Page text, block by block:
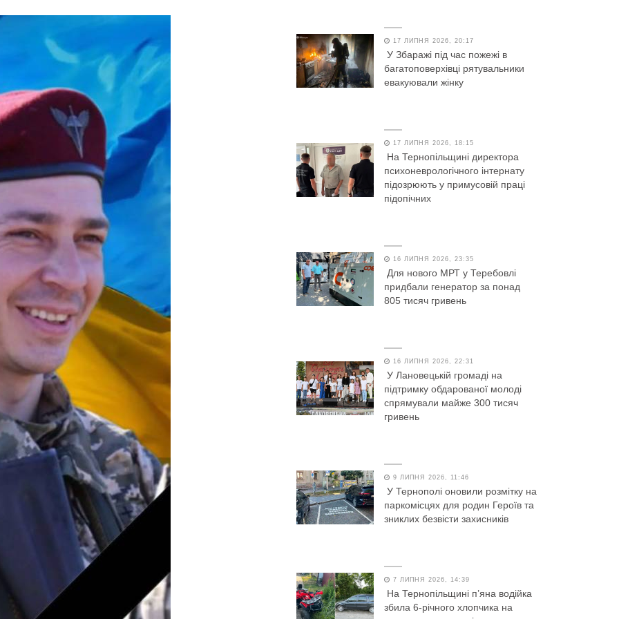
17 ЛИПНЯ 2026, 20:17
У Збаражі під час пожежі в
багатоповерхівці рятувальники
евакуювали жінку
17 ЛИПНЯ 2026, 18:15
На Тернопільщині директора
психоневрологічного інтернату
підозрюють у примусовій праці
підопічних
16 ЛИПНЯ 2026, 23:35
Для нового МРТ у Теребовлі
придбали генератор за понад
805 тисяч гривень
16 ЛИПНЯ 2026, 22:31
У Лановецькій громаді на
підтримку обдарованої молоді
спрямували майже 300 тисяч
гривень
9 ЛИПНЯ 2026, 11:46
У Тернополі оновили розмітку на
паркомісцях для родин Героїв та
зниклих безвісти захисників
7 ЛИПНЯ 2026, 14:39
На Тернопільщині п’яна водійка
збила 6-річного хлопчика на